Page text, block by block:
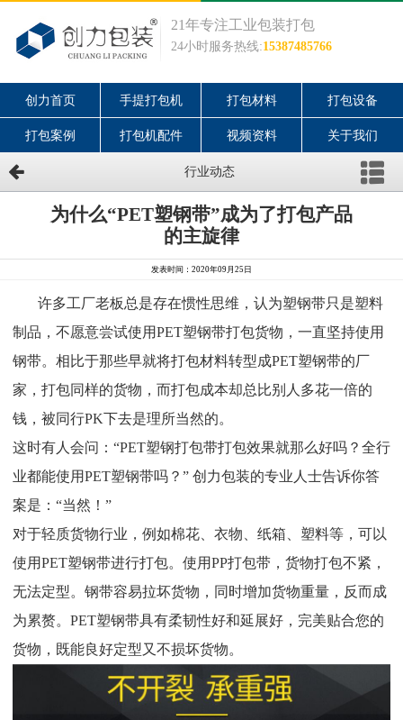
21年专注工业包装打包
24小时服务热线:15387485766
创力首页 手提打包机 打包材料 打包设备
打包案例 打包机配件 视频资料 关于我们
行业动态
为什么“PET塑钢带”成为了打包产品
的主旋律
发表时间：2020年09月25日
许多工厂老板总是存在惯性思维，认为塑钢带只是塑料
制品，不愿意尝试使用PET塑钢带打包货物，一直坚持使用
钢带。相比于那些早就将打包材料转型成PET塑钢带的厂
家，打包同样的货物，而打包成本却总比别人多花一倍的
钱，被同行PK下去是理所当然的。
这时有人会问：“PET塑钢打包带打包效果就那么好吗？全行
业都能使用PET塑钢带吗？” 创力包装的专业人士告诉你答
案是：“当然！”
对于轻质货物行业，例如棉花、衣物、纸箱、塑料等，可以
使用PET塑钢带进行打包。使用PP打包带，货物打包不紧，
无法定型。钢带容易拉坏货物，同时增加货物重量，反而成
为累赘。PET塑钢带具有柔韧性好和延展好，完美贴合您的
货物，既能良好定型又不损坏货物。